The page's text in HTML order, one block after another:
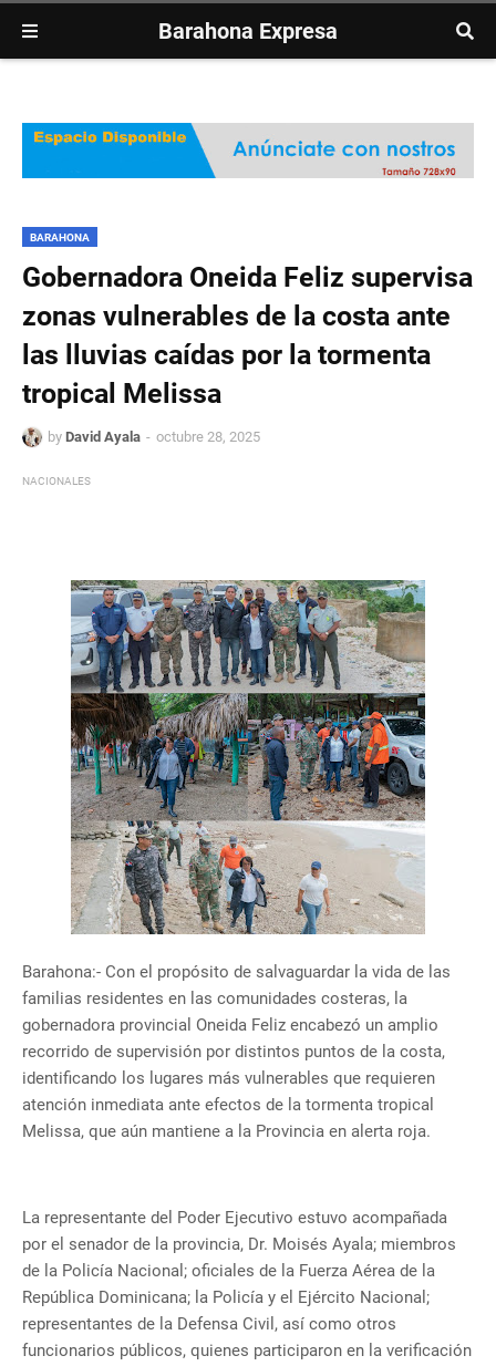
Barahona Expresa
BARAHONA
Gobernadora Oneida Feliz supervisa
zonas vulnerables de la costa ante
las lluvias caídas por la tormenta
tropical Melissa
by David Ayala octubre 28, 2025
NACIONALES
Barahona:- Con el propósito de salvaguardar la vida de las
familias residentes en las comunidades costeras, la
gobernadora provincial Oneida Feliz encabezó un amplio
recorrido de supervisión por distintos puntos de la costa,
identificando los lugares más vulnerables que requieren
atención inmediata ante efectos de la tormenta tropical
Melissa, que aún mantiene a la Provincia en alerta roja.
La representante del Poder Ejecutivo estuvo acompañada
por el senador de la provincia, Dr. Moisés Ayala; miembros
de la Policía Nacional; oficiales de la Fuerza Aérea de la
República Dominicana; la Policía y el Ejército Nacional;
representantes de la Defensa Civil, así como otros
funcionarios públicos, quienes participaron en la verificación